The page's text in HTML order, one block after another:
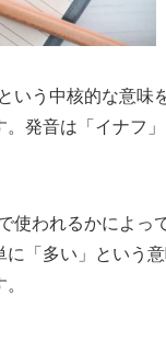
いう中核的な意味
発音は「イナフ」
使われるかによっ
「多い」という意